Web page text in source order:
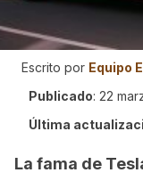
Escrito por Equipo
Publicado: 22
Última
La fama de